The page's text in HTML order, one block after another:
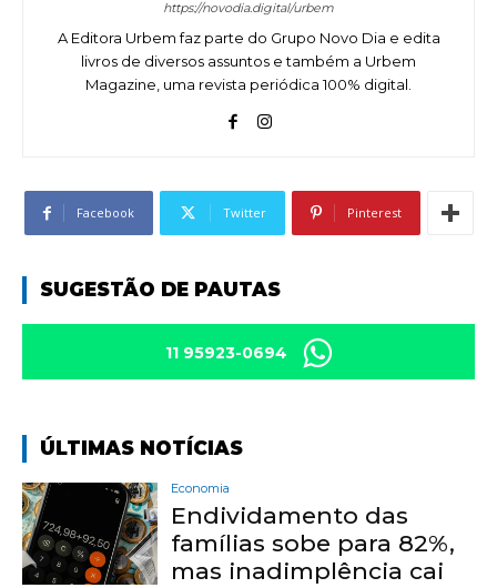
https://novodia.digital/urbem
A Editora Urbem faz parte do Grupo Novo Dia e edita
livros de diversos assuntos e também a Urbem
Magazine, uma revista periódica 100% digital.
Facebook Twitter Pinterest
SUGESTÃO DE PAUTAS
11 95923-0694
ÚLTIMAS NOTÍCIAS
Economia
Endividamento das
famílias sobe para 82%,
mas inadimplência cai